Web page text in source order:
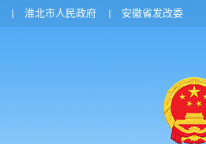
淮北市人民政府 安徽省发改委